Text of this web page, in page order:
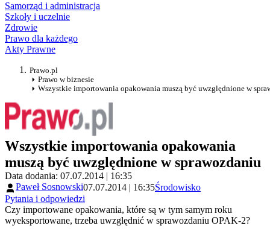
Samorząd i administracja
Szkoły i uczelnie
Zdrowie
Prawo dla każdego
Akty Prawne
Prawo.pl
Prawo w biznesie
Wszystkie importowania opakowania muszą być uwzględnione w
Wszystkie importowania opakowania
muszą być uwzględnione w sprawozdaniu
Data dodania: 07.07.2014 | 16:35
Paweł Sosnowski07.07.2014 | 16:35Środowisko
Pytania i odpowiedzi
Czy importowane opakowania, które są w tym samym roku
wyeksportowane, trzeba uwzględnić w sprawozdaniu OPAK-2?